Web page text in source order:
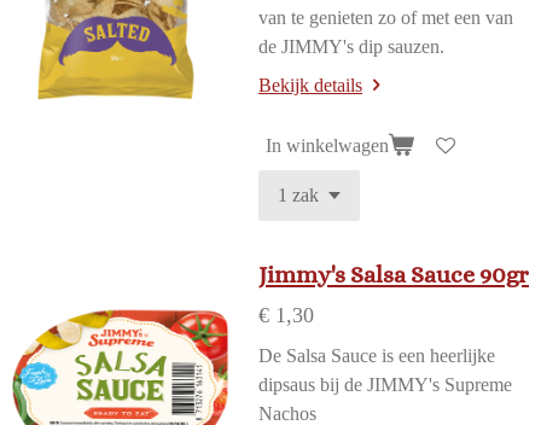
van te genieten zo of met een van
de JIMMY's dip sauzen.
Bekijk details
In winkelwagen
Jimmy's Salsa Sauce 90gr
€ 1,30
De Salsa Sauce is een heerlijke
dipsaus bij de JIMMY's Supreme
Nachos